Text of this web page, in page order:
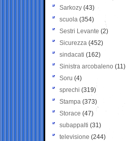
Sarkozy (43)
scuola (354)
Sestri Levante (2)
Sicurezza (452)
sindacati (162)
Sinistra arcobaleno (11)
Soru (4)
sprechi (319)
Stampa (373)
Storace (47)
subappalti (31)
televisione(244)